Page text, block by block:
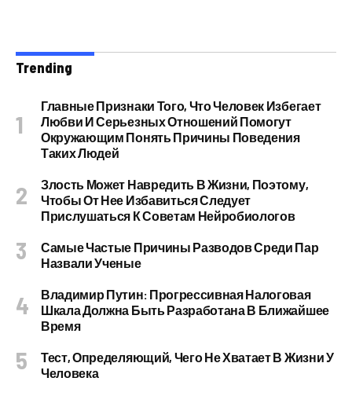
Trending
Главные Признаки Того, Что Человек Избегает
Любви И Серьезных Отношений Помогут
Окружающим Понять Причины Поведения
Таких Людей
Злость Может Навредить В Жизни, Поэтому,
Чтобы От Нее Избавиться Следует
Прислушаться К Советам Нейробиологов
Самые Частые Причины Разводов Среди Пар
Назвали Ученые
Владимир Путин: Прогрессивная Налоговая
Шкала Должна Быть Разработана В Ближайшее
Время
Тест, Определяющий, Чего Не Хватает В Жизни У
Человека